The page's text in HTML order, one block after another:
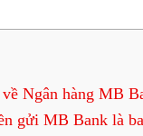
Ngân hàng MB
gửi MB Bank là